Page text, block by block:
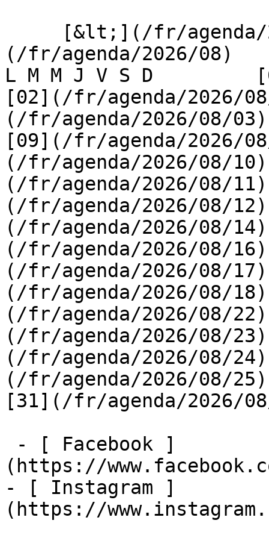
(/fr/agenda/2026/08)
L M M J V S D
[02](/fr/agenda/2026/
(/fr/agenda/2026/08/
[09](/fr/agenda/2026/
(/fr/agenda/2026/08/
(/fr/agenda/2026/08/
(/fr/agenda/2026/08/
(/fr/agenda/2026/08/
(/fr/agenda/2026/08/
(/fr/agenda/2026/08/
(/fr/agenda/2026/08/
(/fr/agenda/2026/08/
(/fr/agenda/2026/08/
(/fr/agenda/2026/08/
(/fr/agenda/2026/08/
[31](/fr/agenda/
(https://
- [ Instagram ]
(https://